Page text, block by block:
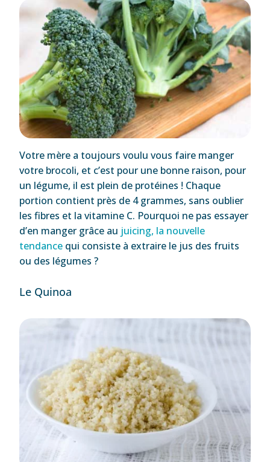
Votre mère a toujours voulu vous faire manger
votre brocoli, et c’est pour une bonne raison, pour
un légume, il est plein de protéines ! Chaque
portion contient près de 4 grammes, sans oublier
les fibres et la vitamine C. Pourquoi ne pas essayer
d’en manger grâce au juicing, la nouvelle
tendance qui consiste à extraire le jus des fruits
ou des légumes ?
Le Quinoa